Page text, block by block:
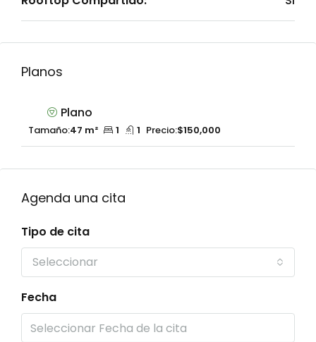
Planos
Plano
Tamaño:47 m² 1 1 Precio:$150,000
Agenda una cita
Tipo de cita
Seleccionar
Fecha